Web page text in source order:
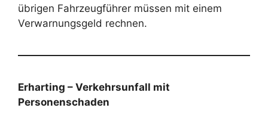
übrigen Fahrzeugführer müssen mit einem
Verwarnungsgeld rechnen.
Erharting – Verkehrsunfall mit
Personenschaden